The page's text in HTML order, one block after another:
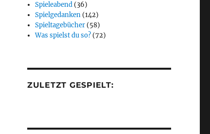
Spieleabend (36)
Spielgedanken (142)
Spieltagebücher (58)
Was spielst du so? (72)
ZULETZT GESPIELT: